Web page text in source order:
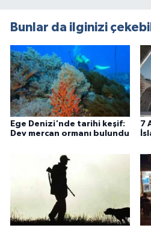
Bunlar da ilginizi
Ege Denizi'nde tarihi keşif:
Dev mercan ormanı bulundu
7